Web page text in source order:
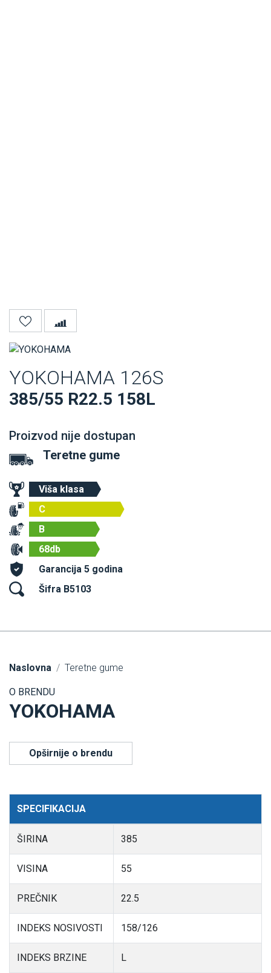
YOKOHAMA 126S
385/55 R22.5 158L
Proizvod nije dostupan
Teretne gume
Viša klasa
C
B
68db
Garancija 5 godina
Šifra B5103
Naslovna Teretne gume
O BRENDU
YOKOHAMA
Opširnije o brendu
SPECIFIKACIJA
ŠIRINA 385
VISINA 55
PREČNIK 22.5
INDEKS NOSIVOSTI 158/126
INDEKS BRZINE L